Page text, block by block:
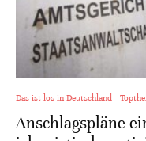
Das ist los in Deutschland
Anschlagspläne